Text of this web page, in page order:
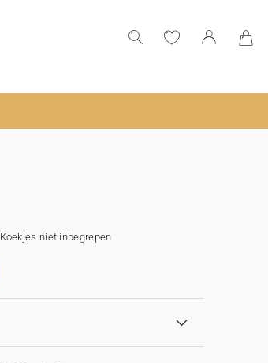
Koekjes niet inbegrepen